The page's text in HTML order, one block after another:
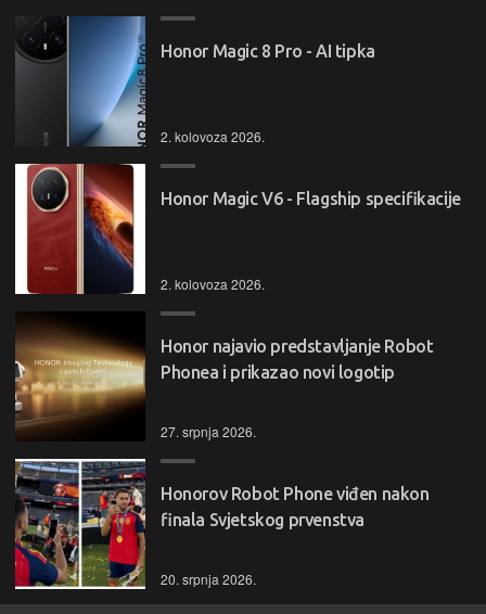
Honor Magic 8 Pro - AI tipka
2. kolovoza 2026.
Honor Magic V6 - Flagship specifikacije
2. kolovoza 2026.
Honor najavio predstavljanje Robot
Phonea i prikazao novi logotip
27. srpnja 2026.
Honorov Robot Phone viđen nakon
finala Svjetskog prvenstva
20. srpnja 2026.